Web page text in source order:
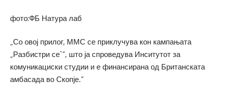
фото:ФБ Натура лаб
„Со овој прилог, ММС се приклучува кон кампањата
„Разбистри се`”, што ја спроведува Инситутот за
комуникациски студии и е финансирана од Британската
амбасада во Скопје.”